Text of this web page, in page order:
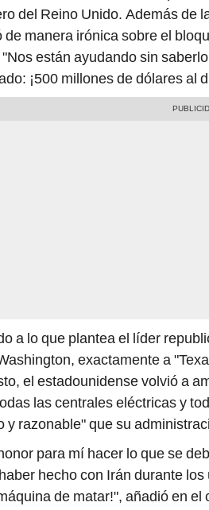
del Reino Unido. Además de
de manera irónica sobre el
están ayudando sin
¡500 millones de dólares al
a lo que plantea el líder
exactamente a
el estadounidense volvió a
las centrales eléctricas y
y razonable" que su
para mí hacer lo que se
hecho con Irán durante
de matar!", añadió en